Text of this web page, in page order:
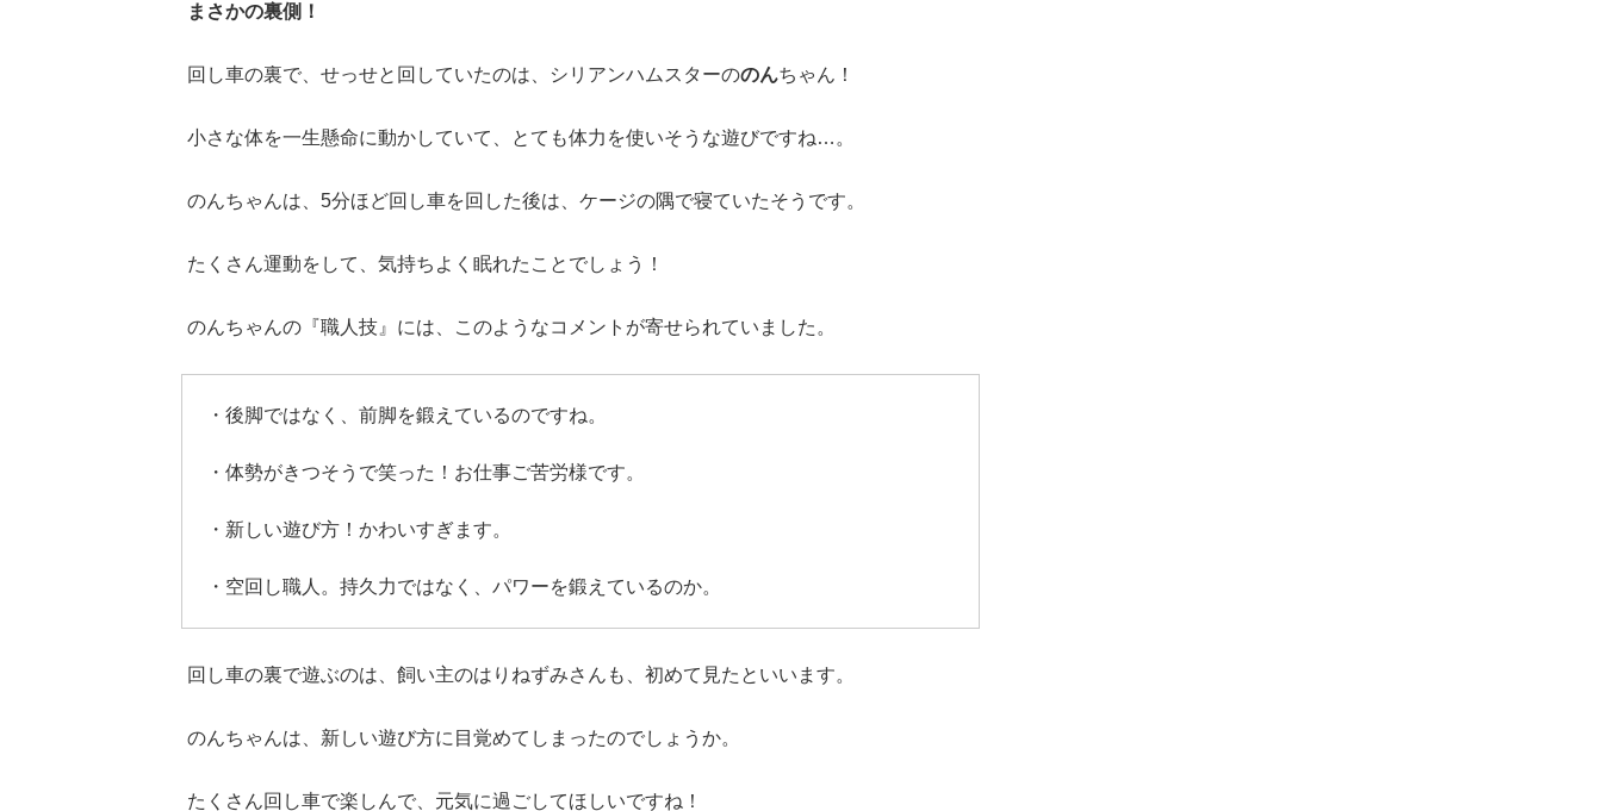
まさかの裏側！
回し車の裏で、せっせと回していたのは、シリアンハムスターののんちゃん！
小さな体を一生懸命に動かしていて、とても体力を使いそうな遊びですね…。
のんちゃんは、5分ほど回し車を回した後は、ケージの隅で寝ていたそうです。
たくさん運動をして、気持ちよく眠れたことでしょう！
のんちゃんの『職人技』には、このようなコメントが寄せられていました。
・後脚ではなく、前脚を鍛えているのですね。
・体勢がきつそうで笑った！お仕事ご苦労様です。
・新しい遊び方！かわいすぎます。
・空回し職人。持久力ではなく、パワーを鍛えているのか。
回し車の裏で遊ぶのは、飼い主のはりねずみさんも、初めて見たといいます。
のんちゃんは、新しい遊び方に目覚めてしまったのでしょうか。
たくさん回し車で楽しんで、元気に過ごしてほしいですね！